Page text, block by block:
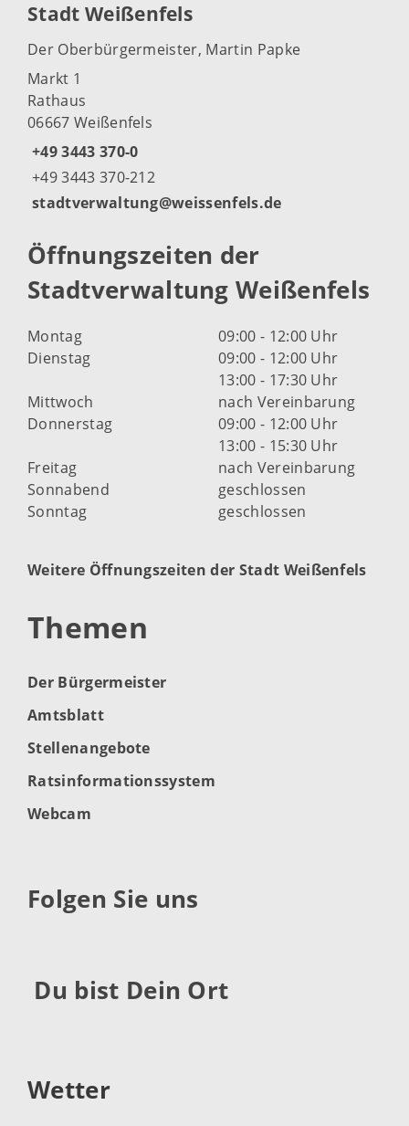
Stadt Weißenfels
Der Oberbürgermeister, Martin Papke
Markt 1
Rathaus
06667 Weißenfels
+49 3443 370-0
+49 3443 370-212
stadtverwaltung@weissenfels.de
Öffnungszeiten der
Stadtverwaltung Weißenfels
Montag
09:00 - 12:00 Uhr
Dienstag
09:00 - 12:00 Uhr
13:00 - 17:30 Uhr
Mittwoch
nach Vereinbarung
Donnerstag
09:00 - 12:00 Uhr
13:00 - 15:30 Uhr
Freitag
nach Vereinbarung
Sonnabend
geschlossen
Sonntag
geschlossen
Weitere Öffnungszeiten der Stadt Weißenfels
Themen
Der Bürgermeister
Amtsblatt
Stellenangebote
Ratsinformationssystem
Webcam
Folgen Sie uns
Du bist Dein Ort
Wetter